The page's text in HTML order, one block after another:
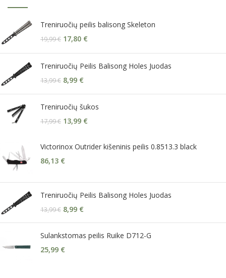
Treniruočių peilis balisong Skeleton
19,99€ 17,80 €
Treniruočių Peilis Balisong Holes Juodas
13,99€ 8,99 €
Treniruočių šukos
17,99€ 13,99 €
Victorinox Outrider kišeninis peilis 0.8513.3 black
86,13 €
Treniruočių Peilis Balisong Holes Juodas
13,99€ 8,99 €
Sulankstomas peilis Ruike D712-G
25,99 €